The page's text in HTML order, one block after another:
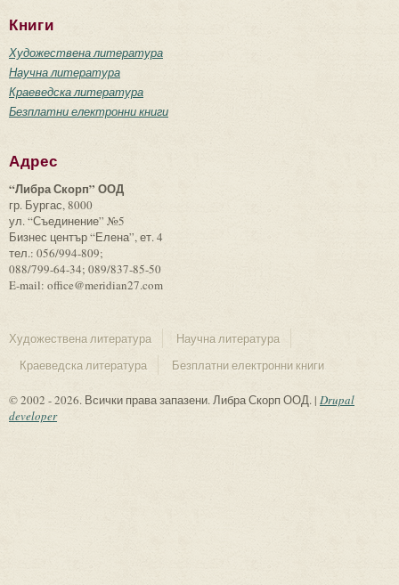
Книги
Художествена литература
Научна литература
Краеведска литература
Безплатни електронни книги
Адрес
“Либра Скорп” ООД
гр. Бургас, 8000
ул. “Съединение” №5
Бизнес център “Елена”, ет. 4
тел.: 056/994-809;
088/799-64-34; 089/837-85-50
E-mail: office@meridian27.com
Художествена литература
Научна литература
Краеведска литература
Безплатни електронни книги
© 2002 - 2026. Всички права запазени. Либра Скорп ООД. | Drupal
developer